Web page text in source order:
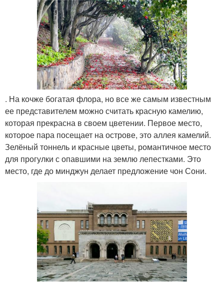
. На кочже богатая флора, но все же самым известным
ее представителем можно считать красную камелию,
которая прекрасна в своем цветении. Первое место,
которое пара посещает на острове, это аллея камелий.
Зелёный тоннель и красные цветы, романтичное место
для прогулки с опавшими на землю лепестками. Это
место, где до минджун делает предложение чон Сони.